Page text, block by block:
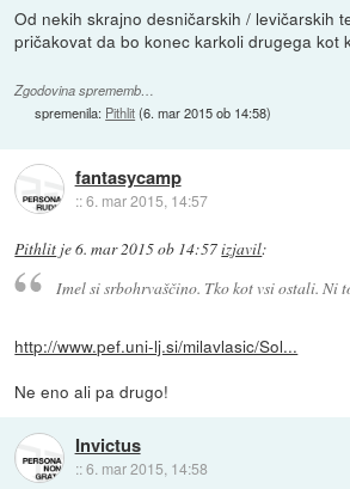
Od nekih skrajno desničarskih / levičarskih
pričakovat da bo konec karkoli drugega kot
Zgodovina sprememb…
spremenila: Pithlit(6. mar 2015 ob 14:58)
fantasycamp
::6. mar 2015, 14:57
Pithlit je6. mar 2015 ob 14:57izjavil:
Imel si srbohrvaščino. Tko kot vsi ostali. Ni
http://www.pef.uni-lj.si/milavlasic/Sol...
Ne eno ali pa drugo!
Invictus
::6. mar 2015, 14:58